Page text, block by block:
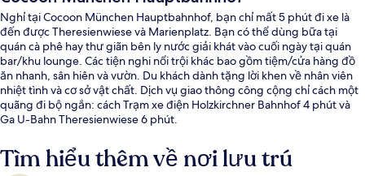
Nghỉ tại Cocoon München Hauptbahnhof, bạn chỉ mất 5 phút đi xe là
đến được Theresienwiese và Marienplatz. Bạn có thể dùng bữa tại
quán cà phê hay thư giãn bên ly nước giải khát vào cuối ngày tại quán
bar/khu lounge. Các tiện nghi nổi trội khác bao gồm tiệm/cửa hàng đồ
ăn nhanh, sân hiên và vườn. Du khách dành tặng lời khen về nhân viên
nhiệt tình và cơ sở vật chất. Dịch vụ giao thông công cộng chỉ cách một
quãng đi bộ ngắn: cách Trạm xe điện Holzkirchner Bahnhof 4 phút và
Ga U-Bahn Theresienwiese 6 phút.
Tìm hiểu thêm về nơi lưu trú